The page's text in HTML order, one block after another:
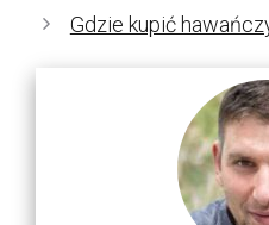
Gdzie kupić